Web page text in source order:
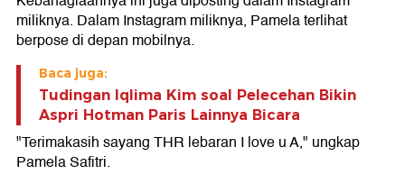
miliknya. Dalam Instagram miliknya, Pamela terlihat
berpose di depan mobilnya.
Baca juga:
Tudingan Iqlima Kim soal Pelecehan Bikin
Aspri Hotman Paris Lainnya Bicara
"Terimakasih sayang THR lebaran I love u A," ungkap
Pamela Safitri.